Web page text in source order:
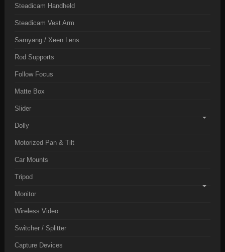
Steadicam Handheld
Steadicam Vest Arm
Samyang / Xeen Lens
Rod Supports
Follow Focus
Matte Box
Slider
Dolly
Motorized Pan & Tilt
Car Mounts
Tripod
Monitor
Wireless Video
Switcher / Splitter
Capture Devices